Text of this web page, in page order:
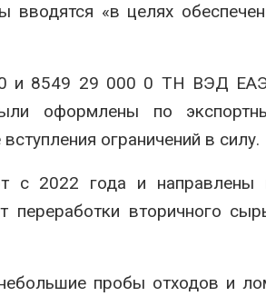
вводятся «в целях
0 и 8549 29 000 0 ТН ВЭД
оформлены по
ограничений в силу.
с 2022 года и направлены
переработки вторичного
пробы отходов и